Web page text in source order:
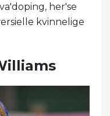
her'se
kvinnelige